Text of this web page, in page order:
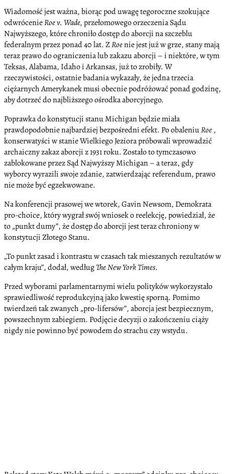
Wiadomość jest ważna, biorąc pod uwagę tegoroczne szokujące
odwrócenieRoe v. Wade,przełomowego orzeczenia Sądu
Najwyższego, które chroniło dostęp do aborcji na szczeblu
federalnym przez ponad 40 lat. ZRoenie jest już w grze, stany mają
teraz prawo do ograniczenia lub zakazu aborcji – i niektóre, w tym
Teksas, Alabama, Idaho i Arkansas, już to zrobiły. W
rzeczywistości, ostatnie badania wykazały, że jedna trzecia
ciężarnych Amerykanek musi obecnie podróżować ponad godzinę,
aby dotrzeć do najbliższego ośrodka aborcyjnego.
Poprawka do konstytucji stanu Michigan będzie miała
prawdopodobnie najbardziej bezpośredni efekt. Po obaleniuRoe ,
konserwatyści w stanie Wielkiego Jeziora próbowali wprowadzić
archaiczny zakaz aborcji z 1931 roku. Zostało to tymczasowo
zablokowane przez Sąd Najwyższy Michigan – a teraz, gdy
wyborcy wyrazili swoje zdanie, zatwierdzając referendum, prawo
nie może być egzekwowane.
Na konferencji prasowej we wtorek, Gavin Newsom, Demokrata
pro-choice, który wygrał swój wniosek o reelekcję, powiedział, że
to „punkt dumy”, że dostęp do aborcji jest teraz chroniony w
konstytucji Złotego Stanu.
„To punkt zasad i kontrastu w czasach tak mieszanych rezultatów w
całym kraju”, dodał, wedługThe New York Times.
Przed wyborami parlamentarnymi wielu polityków wykorzystało
sprawiedliwość reprodukcyjną jako kwestię sporną. Pomimo
twierdzeń tak zwanych „pro-lifersów”, aborcja jest bezpiecznym,
powszechnym zabiegiem. Podjęcie decyzji o zakończeniu ciąży
nigdy nie powinno być powodem do strachu czy wstydu.